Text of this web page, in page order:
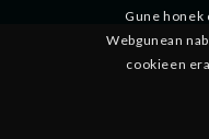
Gune honek
Webgunean
cookieen